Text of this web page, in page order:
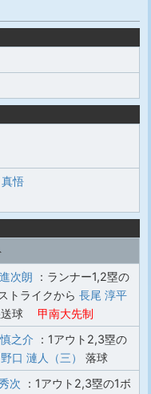
悟
次朗 ：ランナー1,2塁の
トライクから 長尾 淳平
球 甲南大先制
之介 ：1アウト2,3塁の
野口 漣人（三） 落球
次 ：1アウト2,3塁の1ボ